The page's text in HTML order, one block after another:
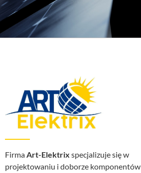
FirmaArt-Elektrix specjalizuje się w
projektowaniu i doborze komponentów